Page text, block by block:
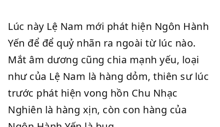
Lúc này Lệ Nam mới phát hiện Ngôn Hành
Yến để để quỷ nhãn ra ngoài từ lúc nào.
Mắt âm dương cũng chia mạnh yếu, loại
như của Lệ Nam là hàng dỏm, thiên sư lúc
trước phát hiện vong hồn Chu Nhạc
Nghiên là hàng xịn, còn con hàng của